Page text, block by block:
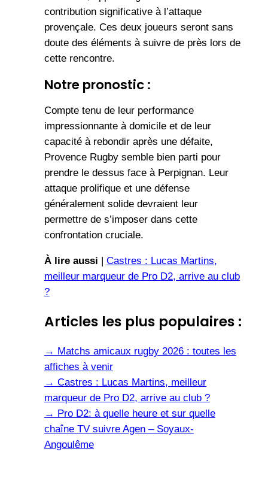
contribution significative à l’attaque
provençale. Ces deux joueurs seront sans
doute des éléments à suivre de près lors de
cette rencontre.
Notre pronostic :
Compte tenu de leur performance
impressionnante à domicile et de leur
capacité à rebondir après une défaite,
Provence Rugby semble bien parti pour
prendre le dessus face à Perpignan. Leur
attaque prolifique et une défense
généralement solide devraient leur
permettre de s’imposer dans cette
confrontation cruciale.
À lire aussi | Castres : Lucas Martins,
meilleur marqueur de Pro D2, arrive au club
?
Articles les plus populaires :
→ Matchs amicaux rugby 2026 : toutes les
affiches à venir
→ Castres : Lucas Martins, meilleur
marqueur de Pro D2, arrive au club ?
→ Pro D2: à quelle heure et sur quelle
chaîne TV suivre Agen – Soyaux-
Angoulême